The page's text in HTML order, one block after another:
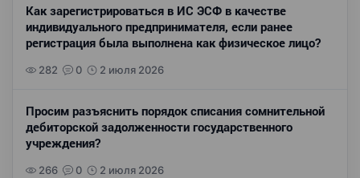
Как зарегистрироваться в ИС ЭСФ в качестве
индивидуального предпринимателя, если ранее
регистрация была выполнена как физическое лицо?
282 0 2 июля 2026
Просим разъяснить порядок списания сомнительной
дебиторской задолженности государственного
учреждения?
266 0 2 июля 2026